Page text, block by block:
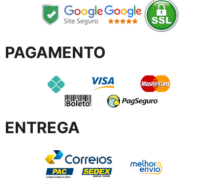
PAGAMENTO
ENTREGA